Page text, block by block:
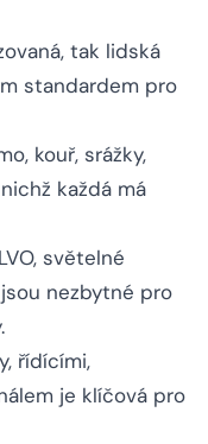
tak lidská
standardem pro
kouř, srážky,
každá má
světelné
nezbytné pro
řídícími,
je klíčová pro